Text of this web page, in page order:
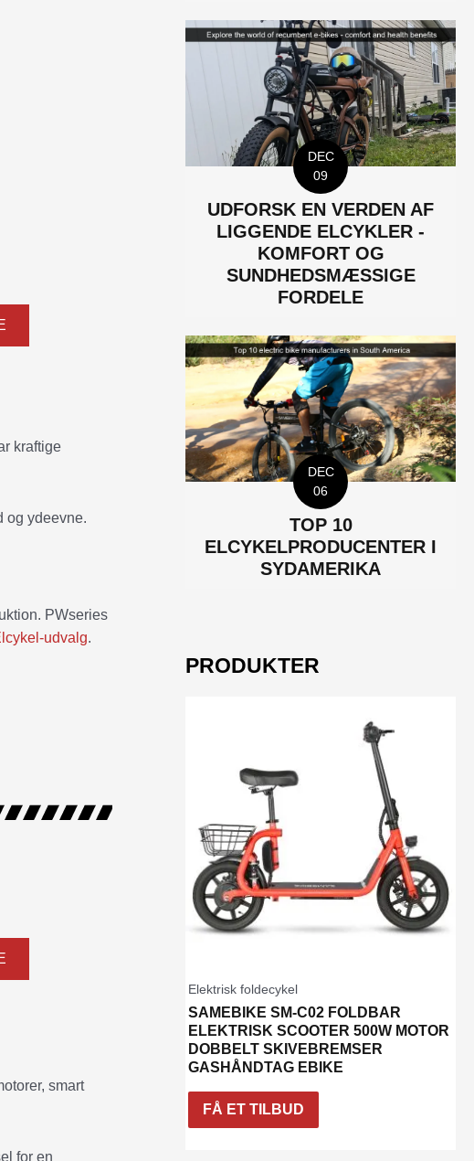
kraftige
og ydeevne.
PWseries
udvalg.
smart
for en
DEC
09
UDFORSK EN VERDEN AF
LIGGENDE ELCYKLER -
KOMFORT OG
SUNDHEDSMÆSSIGE
FORDELE
DEC
06
TOP 10
ELCYKELPRODUCENTER I
SYDAMERIKA
PRODUKTER
Elektrisk foldecykel
SAMEBIKE SM-C02 FOLDBAR
ELEKTRISK SCOOTER 500W MOTOR
DOBBELT SKIVEBREMSER
GASHÅNDTAG EBIKE
FÅ ET TILBUD